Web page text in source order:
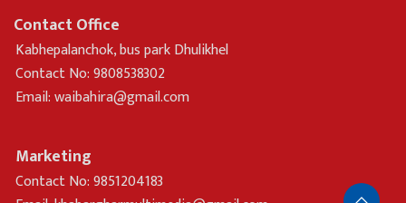
Contact Office
Kabhepalanchok, bus park Dhulikhel
Contact No: 9808538302
Email:waibahira@gmail.com
Marketing
Contact No: 9851204183